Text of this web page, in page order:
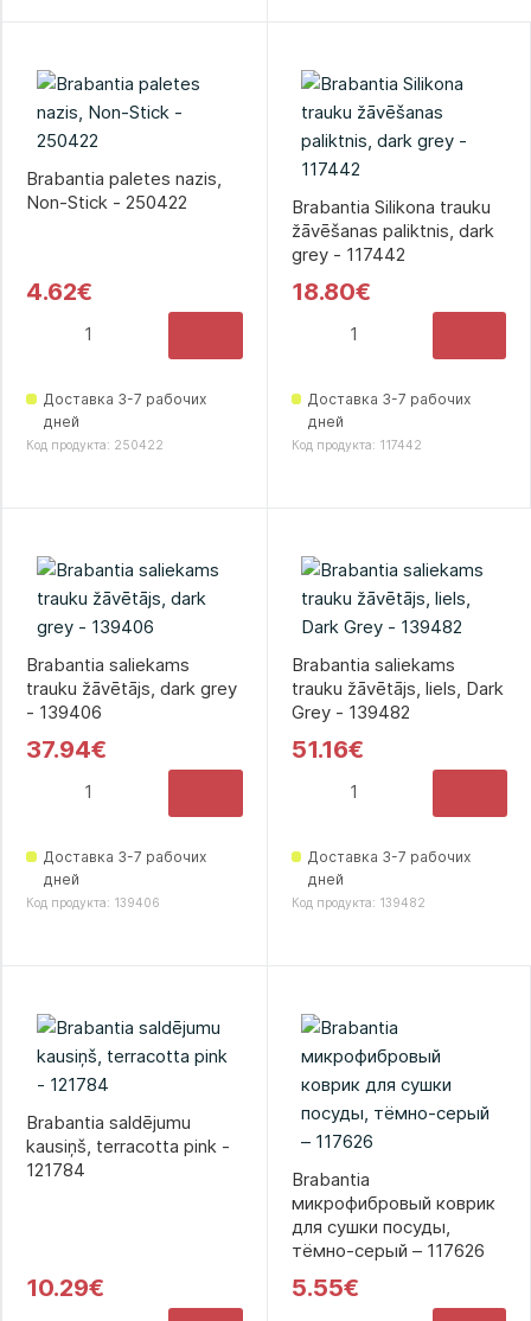
Brabantia paletes nazis,
Non-Stick - 250422
4.62€
Доставка 3-7 рабочих
дней
Код продукта: 250422
Brabantia Silikona trauku
žāvēšanas paliktnis, dark
grey - 117442
18.80€
Доставка 3-7 рабочих
дней
Код продукта: 117442
Brabantia saliekams
trauku žāvētājs, dark grey
- 139406
37.94€
Доставка 3-7 рабочих
дней
Код продукта: 139406
Brabantia saliekams
trauku žāvētājs, liels, Dark
Grey - 139482
51.16€
Доставка 3-7 рабочих
дней
Код продукта: 139482
Brabantia saldējumu
kausiņš, terracotta pink -
121784
10.29€
Brabantia
микрофибровый коврик
для сушки посуды,
тёмно-серый – 117626
5.55€